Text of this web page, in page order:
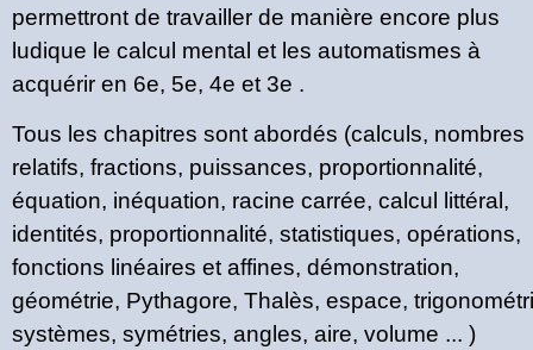
permettront de travailler de manière encore plus
ludique le calcul mental et les automatismes à
acquérir en 6e, 5e, 4e et 3e .
Tous les chapitres sont abordés (calculs, nombres
relatifs, fractions, puissances, proportionnalité,
équation, inéquation, racine carrée, calcul littéral,
identités, proportionnalité, statistiques, opérations,
fonctions linéaires et affines, démonstration,
géométrie, Pythagore, Thalès, espace,
systèmes, symétries, angles, aire, volume ... )